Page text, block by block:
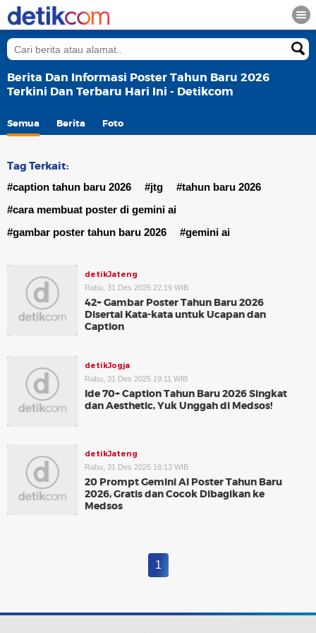
Berita Dan Informasi Poster Tahun Baru 2026
Terkini Dan Terbaru Hari Ini - Detikcom
Semua Berita Foto
Tag Terkait:
#caption tahun baru 2026 #jtg
#tahun baru 2026
#cara membuat poster di gemini ai
#gambar poster tahun baru 2026
#gemini ai
detikJateng
Rabu, 31 Des 2025 22:19 WIB
42+ Gambar Poster Tahun Baru 2026
Disertai Kata-kata untuk Ucapan dan
Caption
detikJogja
Rabu, 31 Des 2025 19:11 WIB
Ide 70+ Caption Tahun Baru 2026 Singkat
dan Aesthetic, Yuk Unggah di Medsos!
detikJateng
Rabu, 31 Des 2025 16:13 WIB
20 Prompt Gemini AI Poster Tahun Baru
2026, Gratis dan Cocok Dibagikan ke
Medsos
1